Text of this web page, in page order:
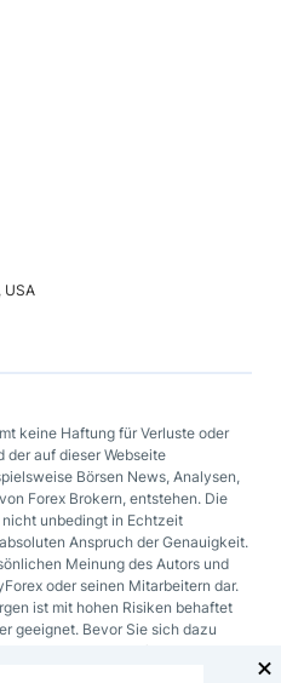
USA
keine Haftung für Verluste oder
der auf dieser Webseite
Börsen News, Analysen,
Forex Brokern, entstehen. Die
unbedingt in Echtzeit
Anspruch der Genauigkeit.
Meinung des Autors und
oder seinen Mitarbeitern dar.
ist mit hohen Risiken behaftet
geeignet. Bevor Sie sich dazu